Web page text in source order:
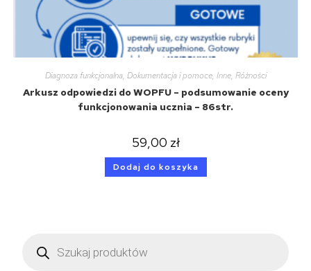
Diagnoza funkcjonalna, Dokumentacja i pomoce, Inne, Różności
Arkusz odpowiedzi do WOPFU – podsumowanie oceny
funkcjonowania ucznia – 86str.
59,00 zł
Dodaj do koszyka